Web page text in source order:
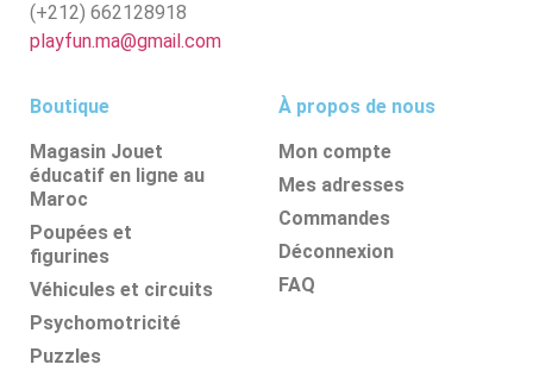
(+212) 662128918
playfun.ma@gmail.com
Boutique
Magasin Jouet
éducatif en ligne au
Maroc
Poupées et
figurines
Véhicules et circuits
Psychomotricité
Puzzles
À propos de nous
Mon compte
Mes adresses
Commandes
Déconnexion
FAQ